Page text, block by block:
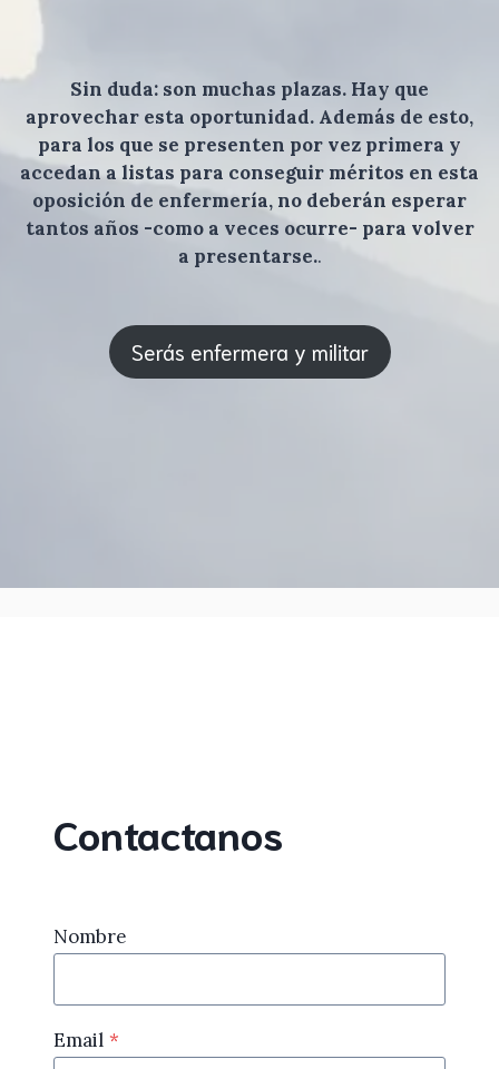
Sin duda: son muchas plazas. Hay que
aprovechar esta oportunidad. Además de esto,
para los que se presenten por vez primera y
accedan a listas para conseguir méritos en esta
oposición de enfermería, no deberán esperar
tantos años -como a veces ocurre- para volver
a presentarse..
Serás enfermera y militar
Contactanos
Nombre
Email *